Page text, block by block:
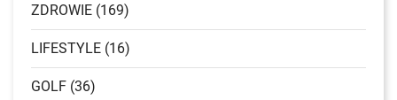
ZDROWIE (169)
LIFESTYLE (16)
GOLF (36)